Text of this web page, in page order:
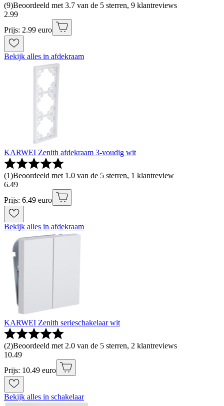
(9)Beoordeeld met 3.7 van de 5 sterren, 9 klantreviews
2.99
Prijs: 2.99 euro
Bekijk alles in afdekraam
KARWEI Zenith afdekraam 3-voudig wit
(1)Beoordeeld met 1.0 van de 5 sterren, 1 klantreview
6.49
Prijs: 6.49 euro
Bekijk alles in afdekraam
KARWEI Zenith serieschakelaar wit
(2)Beoordeeld met 2.0 van de 5 sterren, 2 klantreviews
10.49
Prijs: 10.49 euro
Bekijk alles in schakelaar